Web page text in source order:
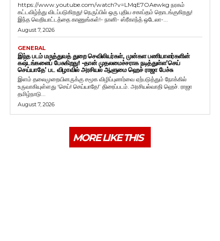
https://www.youtube.com/watch?v=LMqE7OAewkg நரகம்
கட்டவிழ்த்து விடப்படுகிறது! நெருப்பில் ஒரு புதிய சகாப்தம் தொடங்குகிறது!
இந்த வெறியாட்டத்தை காணுங்கள்!- நானி- ஸ்ரீகாந்த் ஒடேலா-...
August 7, 2026
GENERAL
இந்த படம் மருத்துவத் துறை செவிலியர்கள், முன்கள பணியாளர்களின்
கஷ்டங்களைப் பேசுகிறது! -தான் முதலமைச்சராக நடித்துள்ள’செய்
செய்யாதே’ பட விழாவில் அரசியல் ஆளுமை ஹெச் ராஜா பேச்சு
இளம் தலைமுறையினருக்கு சமூக விழிப்புணர்வை ஏற்படுத்தும் நோக்கில்
உருவாகியுள்ளது ‘செய்! செய்யாதே!’ திரைப்படம். அரசியல்வாதி ஹெச். ராஜா
தமிழ்நாடு...
August 7, 2026
MORE LIKE THIS